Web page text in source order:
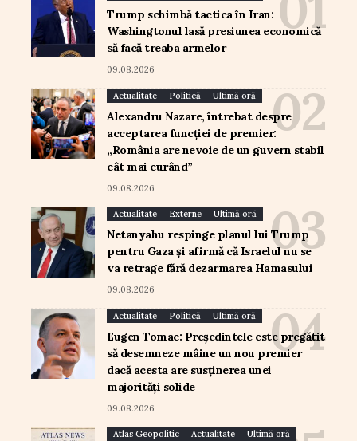
Trump schimbă tactica în Iran:
Washingtonul lasă presiunea economică
să facă treaba armelor
09.08.2026
Actualitate Politică Ultimă oră
Alexandru Nazare, întrebat despre
acceptarea funcției de premier:
„România are nevoie de un guvern stabil
cât mai curând”
09.08.2026
Actualitate Externe Ultimă oră
Netanyahu respinge planul lui Trump
pentru Gaza și afirmă că Israelul nu se
va retrage fără dezarmarea Hamasului
09.08.2026
Actualitate Politică Ultimă oră
Eugen Tomac: Președintele este pregătit
să desemneze mâine un nou premier
dacă acesta are susținerea unei
majorități solide
09.08.2026
Atlas Geopolitic Actualitate Ultimă oră